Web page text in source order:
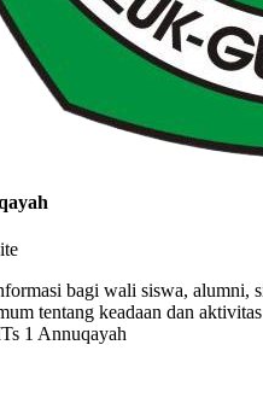
bagi wali siswa, alumni,
tentang keadaan dan
1 Annuqayah